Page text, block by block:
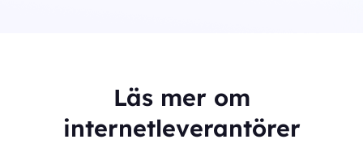
Läs mer om
internetleverantörer